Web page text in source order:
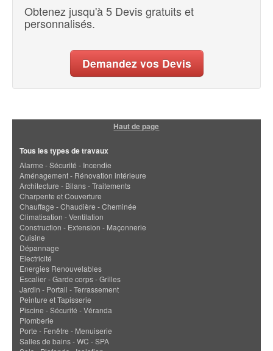
Obtenez jusqu'à 5 Devis gratuits et
personnalisés.
Demandez vos Devis
Haut de page
Tous les types de travaux
Alarme - Sécurité - Incendie
Aménagement - Rénovation intérieure
Architecture - Bilans - Traitements
Charpente et Couverture
Chauffage - Chaudière - Cheminée
Climatisation - Ventilation
Construction - Extension - Maçonnerie
Cuisine
Dépannage
Electricité
Energies Renouvelables
Escalier - Garde corps - Grilles
Jardin - Portail - Terrassement
Peinture et Tapisserie
Piscine - Sécurité - Véranda
Plomberie
Porte - Fenêtre - Menuiserie
Salles de bains - WC - SPA